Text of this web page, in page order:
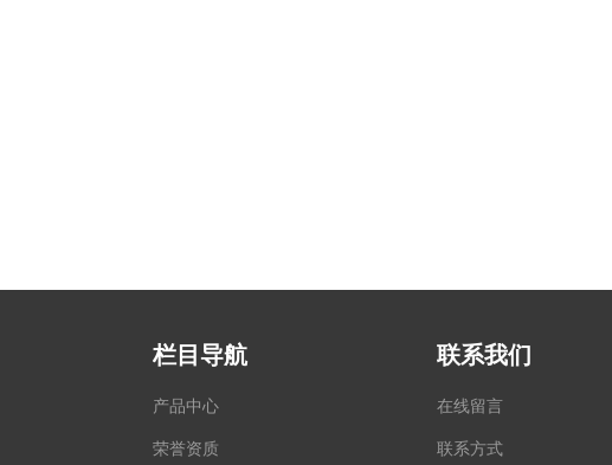
栏目导航
产品中心
荣誉资质
联系我们
在线留言
联系方式